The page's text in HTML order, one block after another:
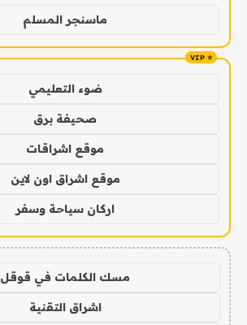
ماسنجر المسلم
ضوء التعليمي
صحيفة برق
موقع اشراقات
موقع اشراق اون لاين
اركان سياحة وسفر
مسك الكلمات في قوقل
اشراق التقنية